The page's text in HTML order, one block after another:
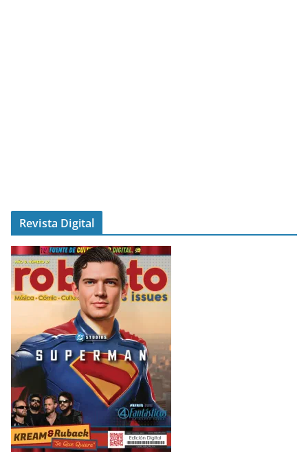
Revista Digital